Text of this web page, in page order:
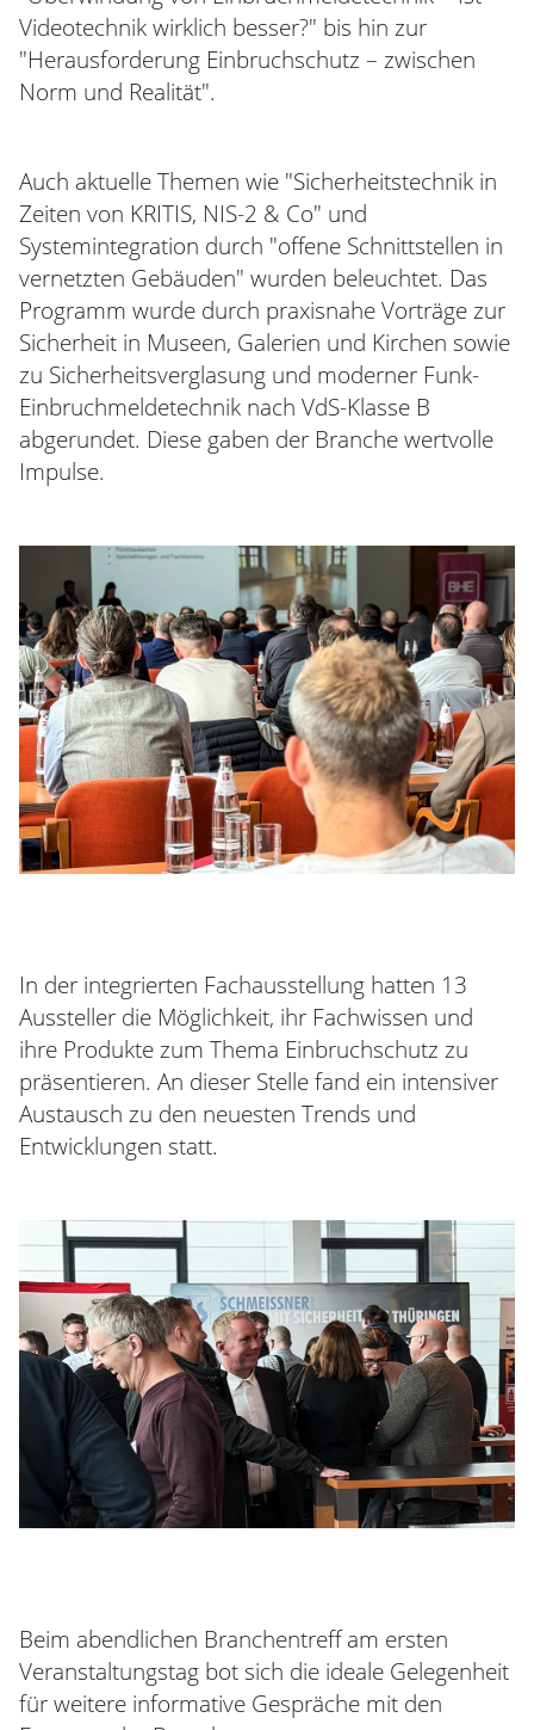
Videotechnik wirklich besser?" bis hin zur
"Herausforderung Einbruchschutz – zwischen
Norm und Realität".
Auch aktuelle Themen wie "Sicherheitstechnik in
Zeiten von KRITIS, NIS-2 & Co" und
Systemintegration durch "offene Schnittstellen in
vernetzten Gebäuden" wurden beleuchtet. Das
Programm wurde durch praxisnahe Vorträge zur
Sicherheit in Museen, Galerien und Kirchen sowie
zu Sicherheitsverglasung und moderner Funk-
Einbruchmeldetechnik nach VdS-Klasse B
abgerundet. Diese gaben der Branche wertvolle
Impulse.
In der integrierten Fachausstellung hatten 13
Aussteller die Möglichkeit, ihr Fachwissen und
ihre Produkte zum Thema Einbruchschutz zu
präsentieren. An dieser Stelle fand ein intensiver
Austausch zu den neuesten Trends und
Entwicklungen statt.
Beim abendlichen Branchentreff am ersten
Veranstaltungstag bot sich die ideale Gelegenheit
für weitere informative Gespräche mit den